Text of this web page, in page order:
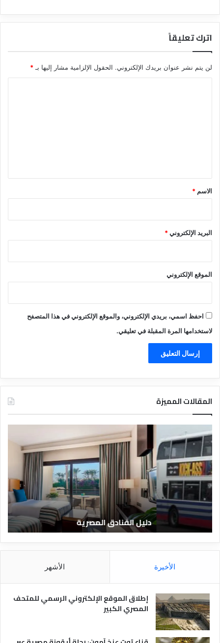
اترك تعليقاً
لن يتم نشر عنوان بريدك الإلكتروني. الحقول الإلزامية مشار إليها بـ*
*
الاسم *
البريد الإلكتروني*
الموقع الإلكتروني
احفظ اسمي، بريدي الإلكتروني، والموقع الإلكتروني في هذا المتصفح
لاستخدامها المرة المقبلة في تعليقي.
المقالات المميزة
د
ل
ل
ا
ل
ن
ا
د
ق
ا
ل
ر
ة
دليل الفنادق المصرية
ق
و
الأخيرة الأشهر
إطلاق الموقع الإلكتروني الرسمي للمتحف
المصري الكبير